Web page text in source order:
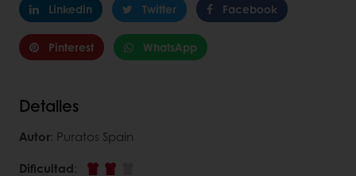
Linkedin Twitter Facebook
Pinterest WhatsApp
Detalles
Autor: Puratos Spain
Dificultad: